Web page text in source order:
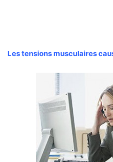
Les tensions musculaires